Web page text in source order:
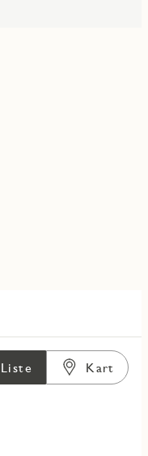
Liste Kart